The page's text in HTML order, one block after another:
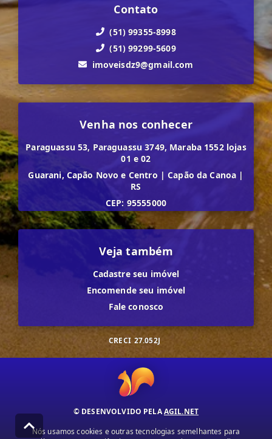
Contato
(51) 99355-8998
(51) 99299-5609
imoveisdz9@gmail.com
Venha nos conhecer
Paraguassu 53, Paraguassu 3749, Maraba 1552 lojas
01 e 02
Guarani, Capão Novo e Centro | Capão da Canoa |
RS
CEP: 95555000
Veja também
Cadastre seu imóvel
Encomende seu imóvel
Fale conosco
CRECI 27.052J
© DESENVOLVIDO PELAAGIL.NET
Nós usamos cookies e outras tecnologias semelhantes para